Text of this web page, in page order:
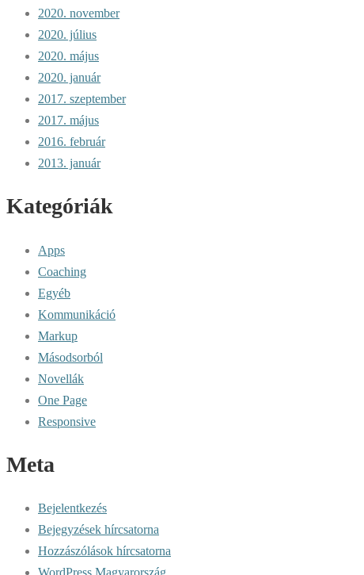
2020. november
2020. július
2020. május
2020. január
2017. szeptember
2017. május
2016. február
2013. január
Kategóriák
Apps
Coaching
Egyéb
Kommunikáció
Markup
Másodsorból
Novellák
One Page
Responsive
Meta
Bejelentkezés
Bejegyzések hírcsatorna
Hozzászólások hírcsatorna